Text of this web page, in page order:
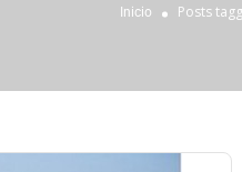
Inicio Posts